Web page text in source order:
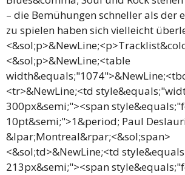
– die Bemühungen schneller als der
zu spielen haben sich vielleicht
<&sol;p>&NewLine;<table
<tr>&NewLine;<td
300px&semi;"><span
10pt&semi;">1&period; Paul
&lpar;Montreal&rpar;<&sol;span>
<&sol;td>&NewLine;<td
213px&semi;"><span